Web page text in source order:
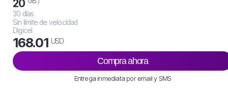
20
30 días
Sin límite de velocidad
Digicel
168.01 USD
Compra ahora
Entrega inmediata por email y SMS